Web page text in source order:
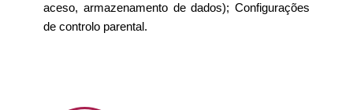
aceso, armazenamento de dados); Configurações
de controlo parental.